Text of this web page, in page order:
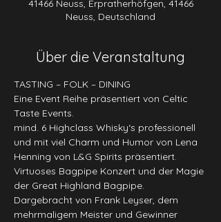
41466 Neuss, Erpratherhöfgen, 41466
Neuss, Deutschland
Über die Veranstaltung
TASTING – FOLK – DINING
Eine Event Reihe präsentiert von Celtic
Taste Events.
mind. 6 Highclass Whisky‘s professionell
und mit viel Charm und Humor von Lena
Henning von L&G Spirits präsentiert.
Virtuoses Bagpipe Konzert und der Magie
der Great Highland Bagpipe.
Dargebracht von Frank Leyser, dem
mehrmaligem Meister und Gewinner